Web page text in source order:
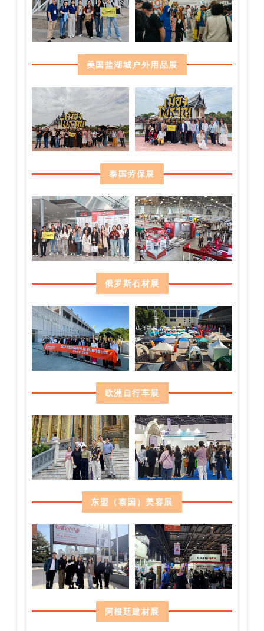
美国盐湖城户外用品展
泰国劳保展
俄罗斯石材展
欧洲自行车展
东盟（泰国）美容展
阿根廷建材展